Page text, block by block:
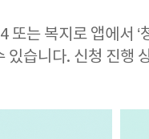
또는 복지로 앱에서
있습니다. 신청 진행